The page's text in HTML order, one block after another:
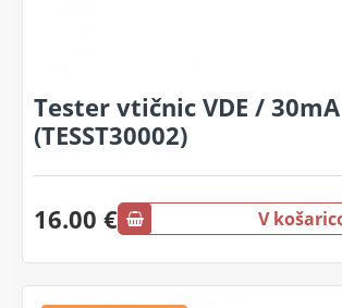
Tester vtičnic VDE / 30mA
(TESST30002)
16.00 € V